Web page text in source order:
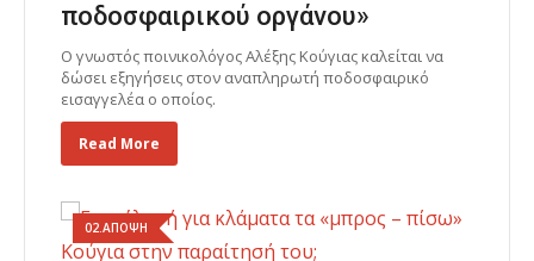
ποδοσφαιρικού οργάνου»
Ο γνωστός ποινικολόγος Αλέξης Κούγιας καλείται να
δώσει εξηγήσεις στον αναπληρωτή ποδοσφαιρικό
εισαγγελέα ο οποίος.
Read More
02.ΑΠΟΨΗ